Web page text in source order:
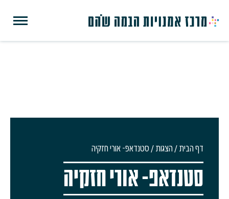
דף הבית/הצגות/סטנדאפ- אורי חזקיה
סטנדאפ- אורי חזקיה